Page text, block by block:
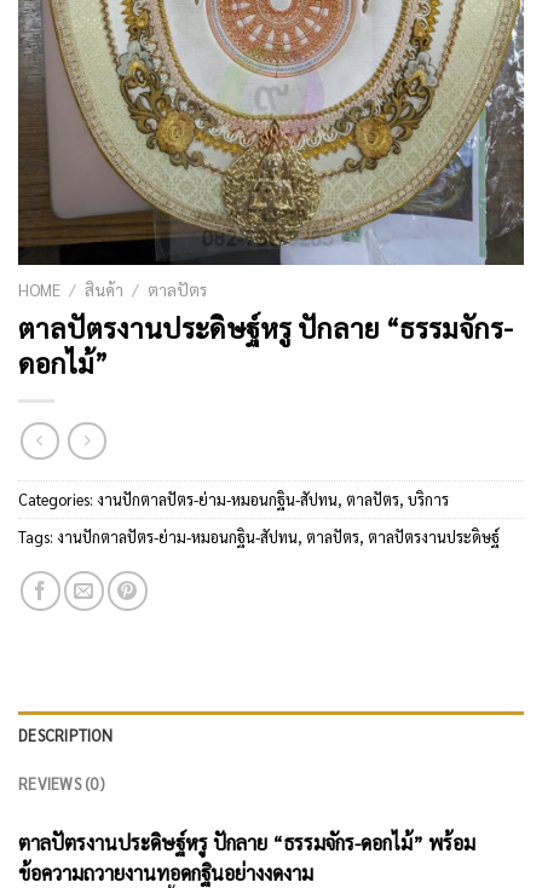
HOME / สินค้า / ตาลปัตร
ตาลปัตรงานประดิษฐ์หรู ปักลาย “ธรรมจักร-
ดอกไม้”
Categories: งานปักตาลปัตร-ย่าม-หมอนกฐิน-สัปทน, ตาลปัตร, บริการ
Tags: งานปักตาลปัตร-ย่าม-หมอนกฐิน-สัปทน, ตาลปัตร, ตาลปัตรงานประดิษฐ์
DESCRIPTION
REVIEWS (0)
ตาลปัตรงานประดิษฐ์หรู ปักลาย “ธรรมจักร-ดอกไม้” พร้อม
ข้อความถวายงานทอดกฐินอย่างงดงาม